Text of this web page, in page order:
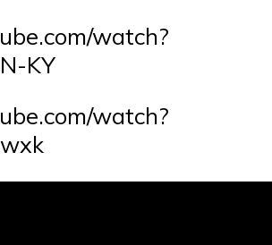
watch?
KY
watch?